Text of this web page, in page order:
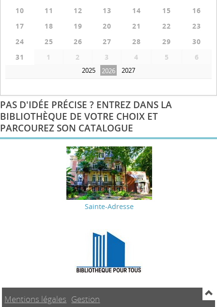
10
11 12 13 14 15
16
17
18 19 20 21 22
23
24
25 26 27 28 29
30
31
1 2 3 4 5 6
2025 2026 2027
PAS D'IDÉE PRÉCISE ? ENTREZ DANS LA
BIBLIOTHÈQUE DE VOTRE CHOIX ET
PARCOUREZ SON CATALOGUE
Sainte-Adresse
Mentions légales Gestion